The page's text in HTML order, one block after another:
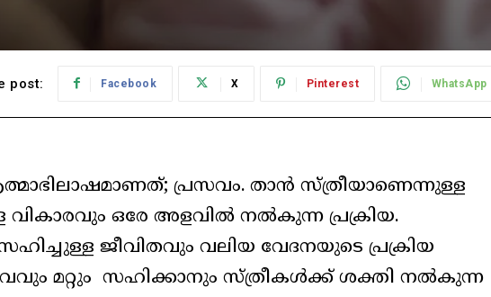
post: Facebook X Pinterest WhatsApp
പ്രസവം. താൻ സ്ത്രീയാണെന്നുള്ള
ഒരേ അളവിൽ നൽകുന്ന പ്രക്രിയ.
ജീവിതവും വലിയ വേദനയുടെ പ്രക്രിയ
മറ്റും സഹിക്കാനും സ്ത്രീകൾക്ക് ശക്തി നൽകുന്ന